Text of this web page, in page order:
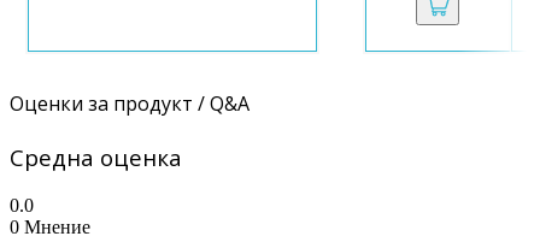
Оценки за продукт / Q&A
Средна оценка
0.0
0 Мнение